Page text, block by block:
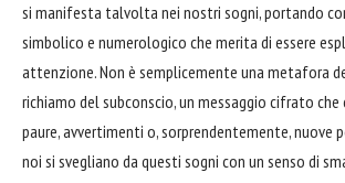
si manifesta talvolta nei nostri sogni, portando
simbolico e numerologico che merita di essere
attenzione. Non è semplicemente una metafora
richiamo del subconscio, un messaggio cifrato che
paure, avvertimenti o, sorprendentemente, nuove
noi si svegliano da questi sogni con un senso di